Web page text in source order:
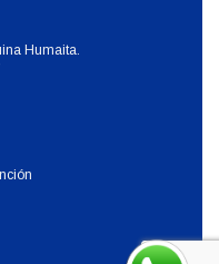
Humaita.